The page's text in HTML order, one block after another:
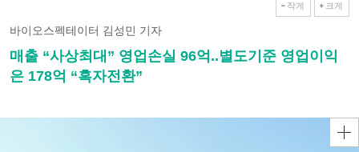
작게 크게
바이오스펙테이터 김성민 기자
매출 “사상최대” 영업손실 96억..별도기준 영업이익
은 178억 “흑자전환”